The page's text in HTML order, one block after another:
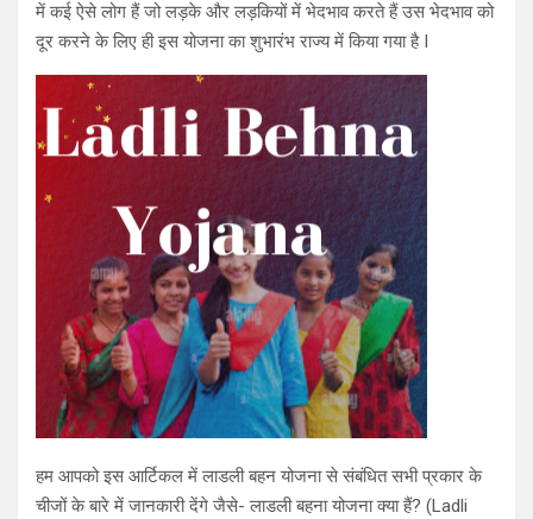
में कई ऐसे लोग हैं जो लड़के और लड़कियों में भेदभाव करते हैं उस भेदभाव को
दूर करने के लिए ही इस योजना का शुभारंभ राज्य में किया गया है I
हम आपको इस आर्टिकल में लाडली बहन योजना से संबंधित सभी प्रकार के
चीजों के बारे में जानकारी देंगे जैसे- लाडली बहना योजना क्या हैं? (Ladli